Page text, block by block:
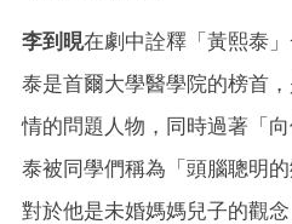
李到晛在劇中詮釋「黃熙泰
泰是首爾大學醫學院的榜首
情的問題人物，同時過著「
泰被同學們稱為「頭腦聰明
對於他是未婚媽媽兒子的觀